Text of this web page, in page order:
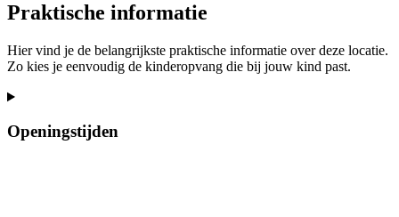
Praktische informatie
Hier vind je de belangrijkste praktische informatie over deze locatie.
Zo kies je eenvoudig de kinderopvang die bij jouw kind past.
Openingstijden